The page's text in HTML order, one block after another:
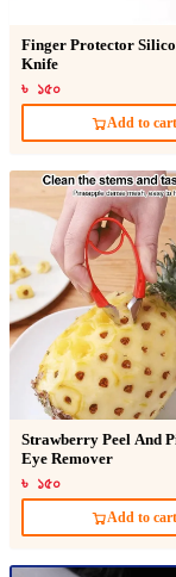
Finger Protector
Knife
৳ ১৫০
Add to cart
Strawberry Peel And
Eye Remover
৳ ১৫০
Add to cart